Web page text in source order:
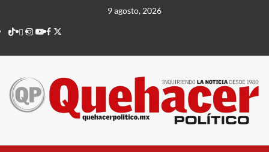
contenido
9 agosto, 2026
TikTok
threads
Instagram
Youtube
Facebook
X